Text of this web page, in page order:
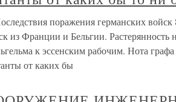
поражения германских
из Франции и Бельгии. Растерянность
к эссенским рабочим. Нота
от каких бы